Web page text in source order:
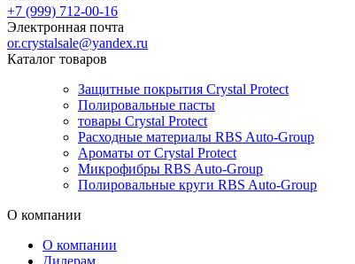
+7 (999) 712-00-16
Электронная почта
or.crystalsale@yandex.ru
Каталог товаров
Защитные покрытия Crystal Protect
Полировальные пасты
товары Crystal Protect
Расходные материалы RBS Auto-Group
Ароматы от Crystal Protect
Микрофибры RBS Auto-Group
Полировальные круги RBS Auto-Group
О компании
О компании
Дилерам